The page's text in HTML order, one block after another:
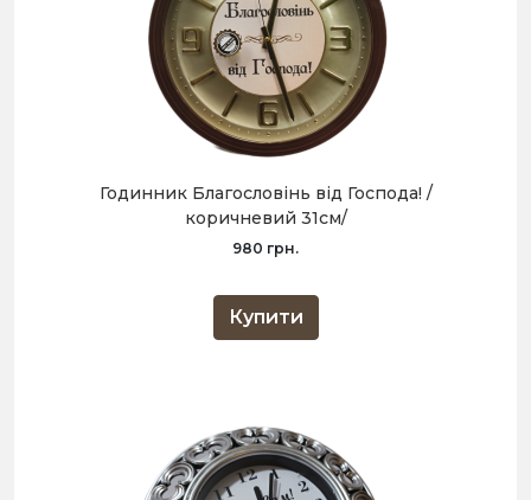
Годинник Благословінь від Господа! /
коричневий 31см/
980 грн.
Купити